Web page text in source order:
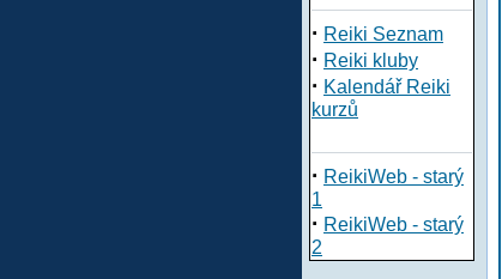
· Reiki Seznam
· Reiki kluby
· Kalendář Reiki
kurzů
· ReikiWeb - starý
1
· ReikiWeb - starý
2